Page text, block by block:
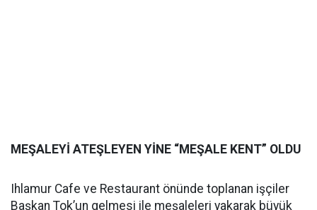
MEŞALEYİ ATEŞLEYEN YİNE “MEŞALE KENT” OLDU
Ihlamur Cafe ve Restaurant önünde toplanan işçiler
Başkan Tok’un gelmesi ile meşaleleri yakarak büyük